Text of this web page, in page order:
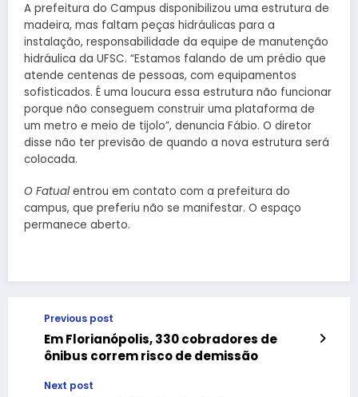
A prefeitura do Campus disponibilizou uma estrutura de
madeira, mas faltam peças hidráulicas para a
instalação, responsabilidade da equipe de manutenção
hidráulica da UFSC. “Estamos falando de um prédio que
atende centenas de pessoas, com equipamentos
sofisticados. É uma loucura essa estrutura não funcionar
porque não conseguem construir uma plataforma de
um metro e meio de tijolo”, denuncia Fábio. O diretor
disse não ter previsão de quando a nova estrutura será
colocada.
O Fatualentrou em contato com a prefeitura do
campus, que preferiu não se manifestar. O espaço
permanece aberto.
Previous post
Em Florianópolis, 330 cobradores de
ônibus correm risco de demissão
Next post